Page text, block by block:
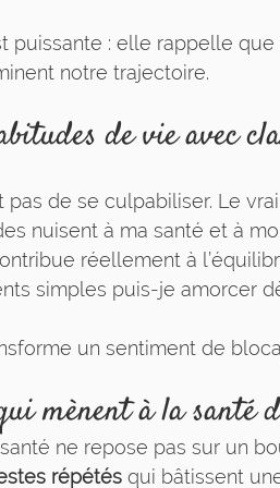
puissante : elle rappelle que
notre trajectoire.
de vie avec
pas de se culpabiliser. Le vrai
nuisent à ma santé et à
réellement à
simples puis-je amorcer
un sentiment de
mènent à la santé
ne repose pas sur un
répétés qui bâtissent